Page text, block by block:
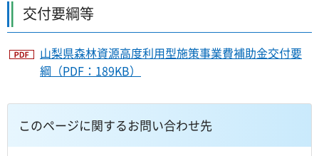
交付要綱等
山梨県森林資源高度利用型施策事業費補助金交付要
綱（PDF：189KB）
このページに関するお問い合わせ先